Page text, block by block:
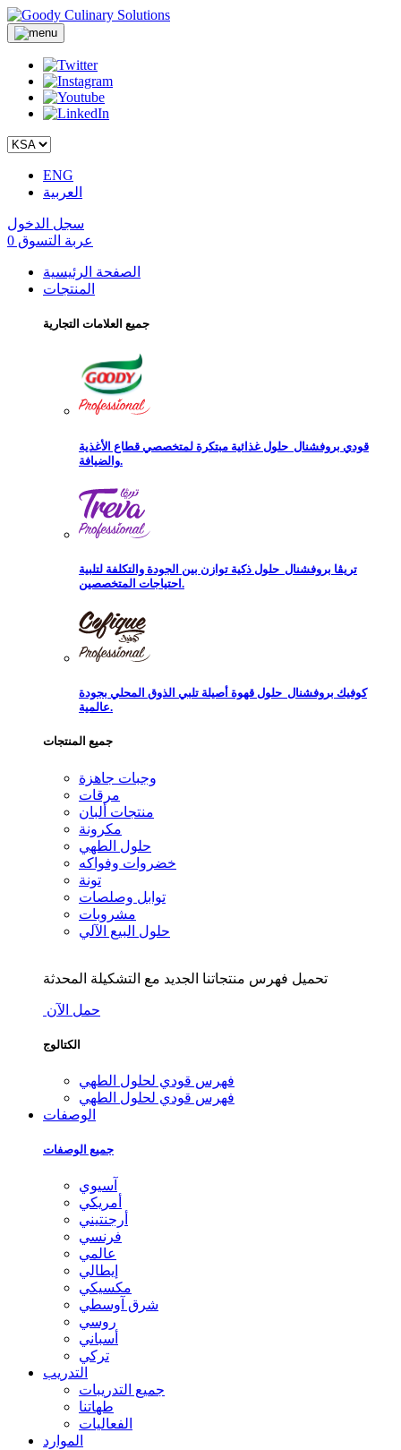
ENG
العربية
سجل الدخول
عربة التسوق 0
الصفحة الرئيسية
المنتجات
جميع العلامات التجارية
قودي بروفشنال حلول غذائية مبتكرة لمتخصصي قطاع الأغذية
والضيافة.
تريڨا بروفشنال حلول ذكية توازن بين الجودة والتكلفة لتلبية
احتياجات المتخصصين.
كوفيك بروفشنال حلول قهوة أصيلة تلبي الذوق المحلي بجودة
عالمية.
جميع المنتجات
وجبات جاهزة
مرقات
منتجات ألبان
مكرونة
حلول الطهي
خضروات وفواكه
تونة
توابل وصلصات
مشروبات
حلول البيع الآلي
تحميل فهرس منتجاتنا الجديد مع التشكيلة المحدثة
حمل الآن
الكتالوج
فهرس قودي لحلول الطهي
فهرس قودي لحلول الطهي
الوصفات
جميع الوصفات
آسيوي
أمريكي
أرجنتيني
فرنسي
عالمي
إيطالي
مكسيكي
شرق آوسطي
روسي
أسباني
تركي
التدريب
جميع التدريبات
طهاتنا
الفعاليات
الموارد